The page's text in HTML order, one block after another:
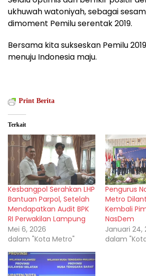
ukhuwah watoniyah, sebagai
dimoment Pemilu serentak 2019.
Bersama kita sukseskan Pemilu
menuju Indonesia maju.
Print Berita
Terkait
Kesbangpol Serahkan LHP
Bantuan Parpol, Setelah
Mendapatkan Audit BPK
RI Perwakilan Lampung
Mei 6, 2026
dalam "Kota Metro"
Pengurus
Metro
Kembali
NasDem
Januari 24,
dalam